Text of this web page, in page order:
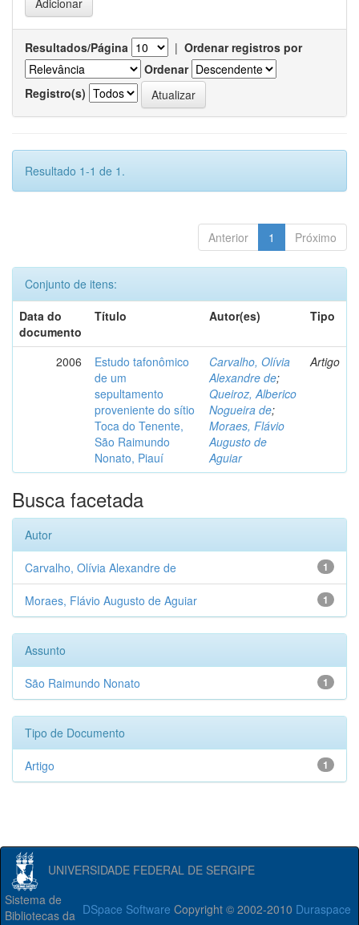
Resultados/Página | Ordenar registros por
Ordenar
Registro(s)
Resultado 1-1 de 1.
Anterior 1 Próximo
Conjunto de itens:
Data do
documento
Título Autor(es) Tipo
2006
Estudo tafonômico
de um
sepultamento
proveniente do sítio
Toca do Tenente,
São Raimundo
Nonato, Piauí
Carvalho, Olívia
Alexandre de;
Queiroz, Alberico
Nogueira de;
Moraes, Flávio
Augusto de
Aguiar
Artigo
Busca facetada
Autor
1
Carvalho, Olívia Alexandre de
1
Moraes, Flávio Augusto de Aguiar
Assunto
1
São Raimundo Nonato
Tipo de Documento
1
Artigo
UNIVERSIDADE FEDERAL DE SERGIPE
DSpace Software Copyright © 2002-2010 Duraspace
Sistema de
Bibliotecas da